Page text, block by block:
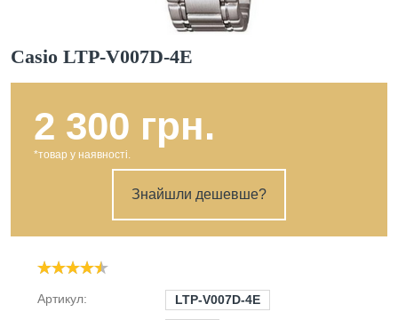
Casio LTP-V007D-4E
2 300 грн.
*товар у наявності.
Знайшли дешевше?
Артикул:
LTP-V007D-4E